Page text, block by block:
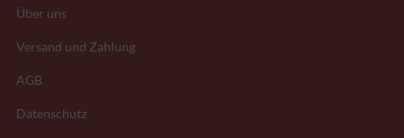
Über uns
Versand und Zahlung
AGB
Datenschutz